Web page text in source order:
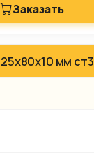
Заказать
мм ст3